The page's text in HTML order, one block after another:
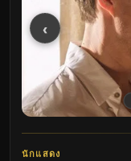
‹
นักแสดง